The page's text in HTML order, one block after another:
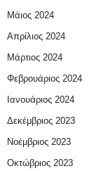
Μάιος 2024
Απρίλιος 2024
Μάρτιος 2024
Φεβρουάριος 2024
Ιανουάριος 2024
Δεκέμβριος 2023
Νοέμβριος 2023
Οκτώβριος 2023